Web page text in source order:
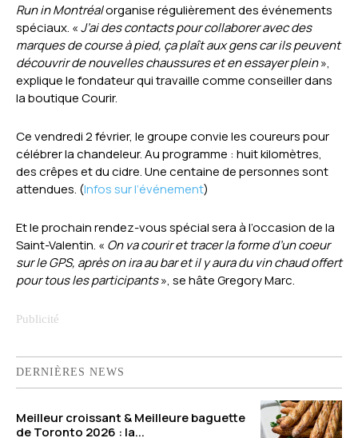
Run in Montréalorganise régulièrement des événements
spéciaux. «J’ai des contacts pour collaborer avec des
marques de course à pied, ça plaît aux gens car ils peuvent
découvrir de nouvelles chaussures et en essayer plein»,
explique le fondateur qui travaille comme conseiller dans
la boutique Courir.
Ce vendredi 2 février, le groupe convie les coureurs pour
célébrer la chandeleur. Au programme : huit kilomètres,
des crêpes et du cidre. Une centaine de personnes sont
attendues. (Infos sur l’événement)
Et le prochain rendez-vous spécial sera à l’occasion de la
Saint-Valentin. « On va courir et tracer la forme d’un coeur
sur le GPS, après on ira au bar et il y aura du vin chaud offert
pour tous les participants», se hâte Gregory Marc.
DERNIÈRES NEWS
Meilleur croissant & Meilleure baguette
de Toronto 2026 : la...